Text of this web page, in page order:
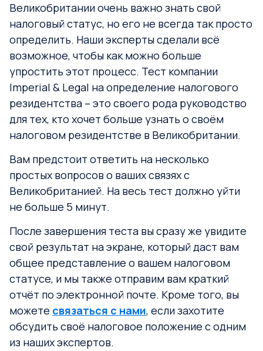
Великобритании очень важно знать свой
налоговый статус, но его не всегда так просто
определить. Наши эксперты сделали всё
возможное, чтобы как можно больше
упростить этот процесс. Тест компании
Imperial & Legal на определение налогового
резидентства – это своего рода руководство
для тех, кто хочет больше узнать о своём
налоговом резидентстве в Великобритании.
Вам предстоит ответить на несколько
простых вопросов о ваших связях с
Великобританией. На весь тест должно уйти
не больше 5 минут.
После завершения теста вы сразу же увидите
свой результат на экране, который даст вам
общее представление о вашем налоговом
статусе, и мы также отправим вам краткий
отчёт по электронной почте. Кроме того, вы
можете связаться с нами, если захотите
обсудить своё налоговое положение с одним
из наших экспертов.